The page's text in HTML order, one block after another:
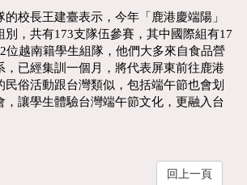
校長王建臺表示，今年「鹿港慶端陽」
別，共有173支隊伍參賽，其中國際組有17
位越南籍學生組隊，他們大多來自食品營
，已經集訓一個月，將代表屏東前往鹿港
民俗活動跟台灣類似，包括端午節也會划
，讓學生體驗台灣端午節文化，更融入台
回上一頁